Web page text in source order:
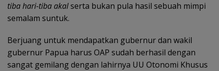
tiba hari-tiba akalserta bukan pula hasil sebuah mimpi
semalam suntuk.
Berjuang untuk mendapatkan gubernur dan wakil
gubernur Papua harus OAP sudah berhasil dengan
sangat gemilang dengan lahirnya UU Otonomi Khusus